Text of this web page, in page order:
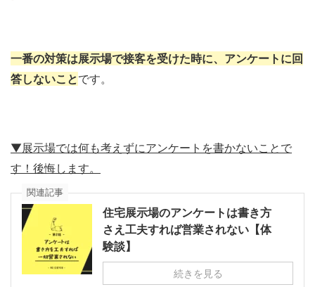
一番の対策は展示場で接客を受けた時に、アンケートに回
答しないことです。
▼展示場では何も考えずにアンケートを書かないことで
す！後悔します。
関連記事
住宅展示場のアンケートは書き方
さえ工夫すれば営業されない【体
験談】
続きを見る